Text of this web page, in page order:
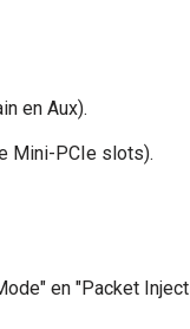
en Aux).
Mini-PCIe slots).
en "Packet